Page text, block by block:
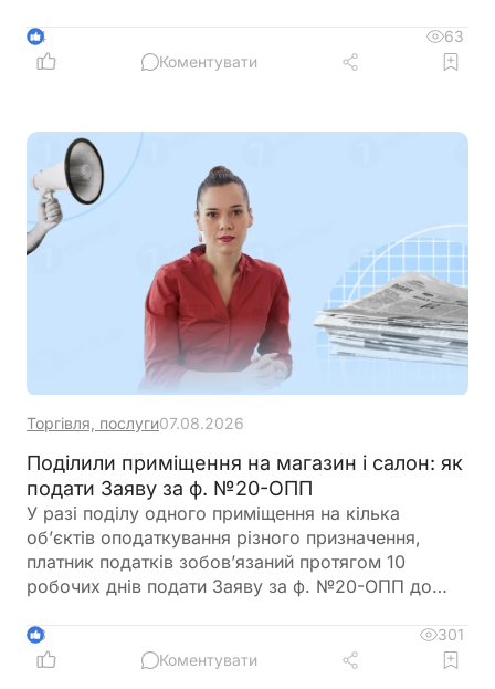
більше можливостей для фінансування
оборотного капіталу за нижчою ставкою, а з 1
4
63
Коментувати
Торгівля, послуги07.08.2026
Поділили приміщення на магазин і салон: як
подати Заяву за ф. №20-ОПП
У разі поділу одного приміщення на кілька
об’єктів оподаткування різного призначення,
платник податків зобов’язаний протягом 10
робочих днів подати Заяву за ф. №20-ОПП до
інформацію про закриття попереднього об’єкта і
створення нових у різних рядках, кожному з яких
3
301
Коментувати